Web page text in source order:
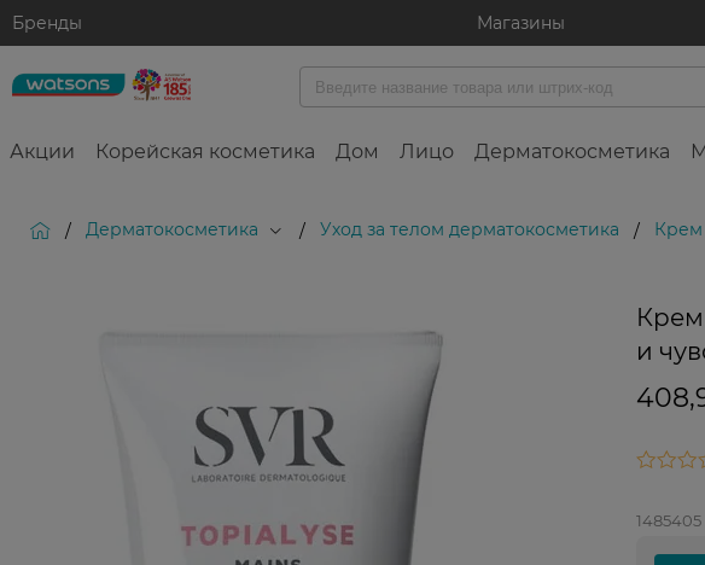
Бренды Магазины
Акции Корейская косметика Дом Лицо Дерматокосметика
/ Дерматокосметика / Уход за телом дерматокосметика / Крем
Крем
и
1485405